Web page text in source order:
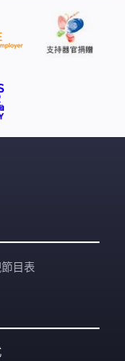
目表